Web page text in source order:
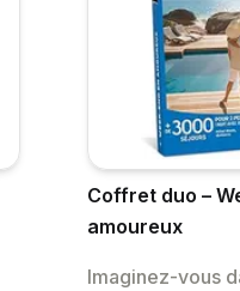
Coffret duo –
amoureux
Imaginez-vous